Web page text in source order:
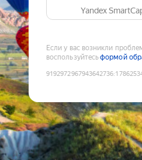
Yandex
Если у вас возникли
воспользуйтесьформой
9192972967943642736: